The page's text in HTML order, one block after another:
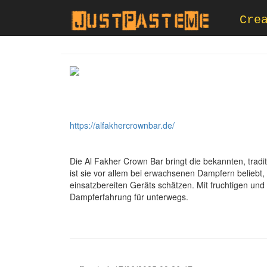
https://alfakhercrownbar.de/
Die Al Fakher Crown Bar bringt die bekannten,
ist sie vor allem bei erwachsenen Dampfern
einsatzbereiten Geräts schätzen. Mit fruchtigen
Dampferfahrung für unterwegs.